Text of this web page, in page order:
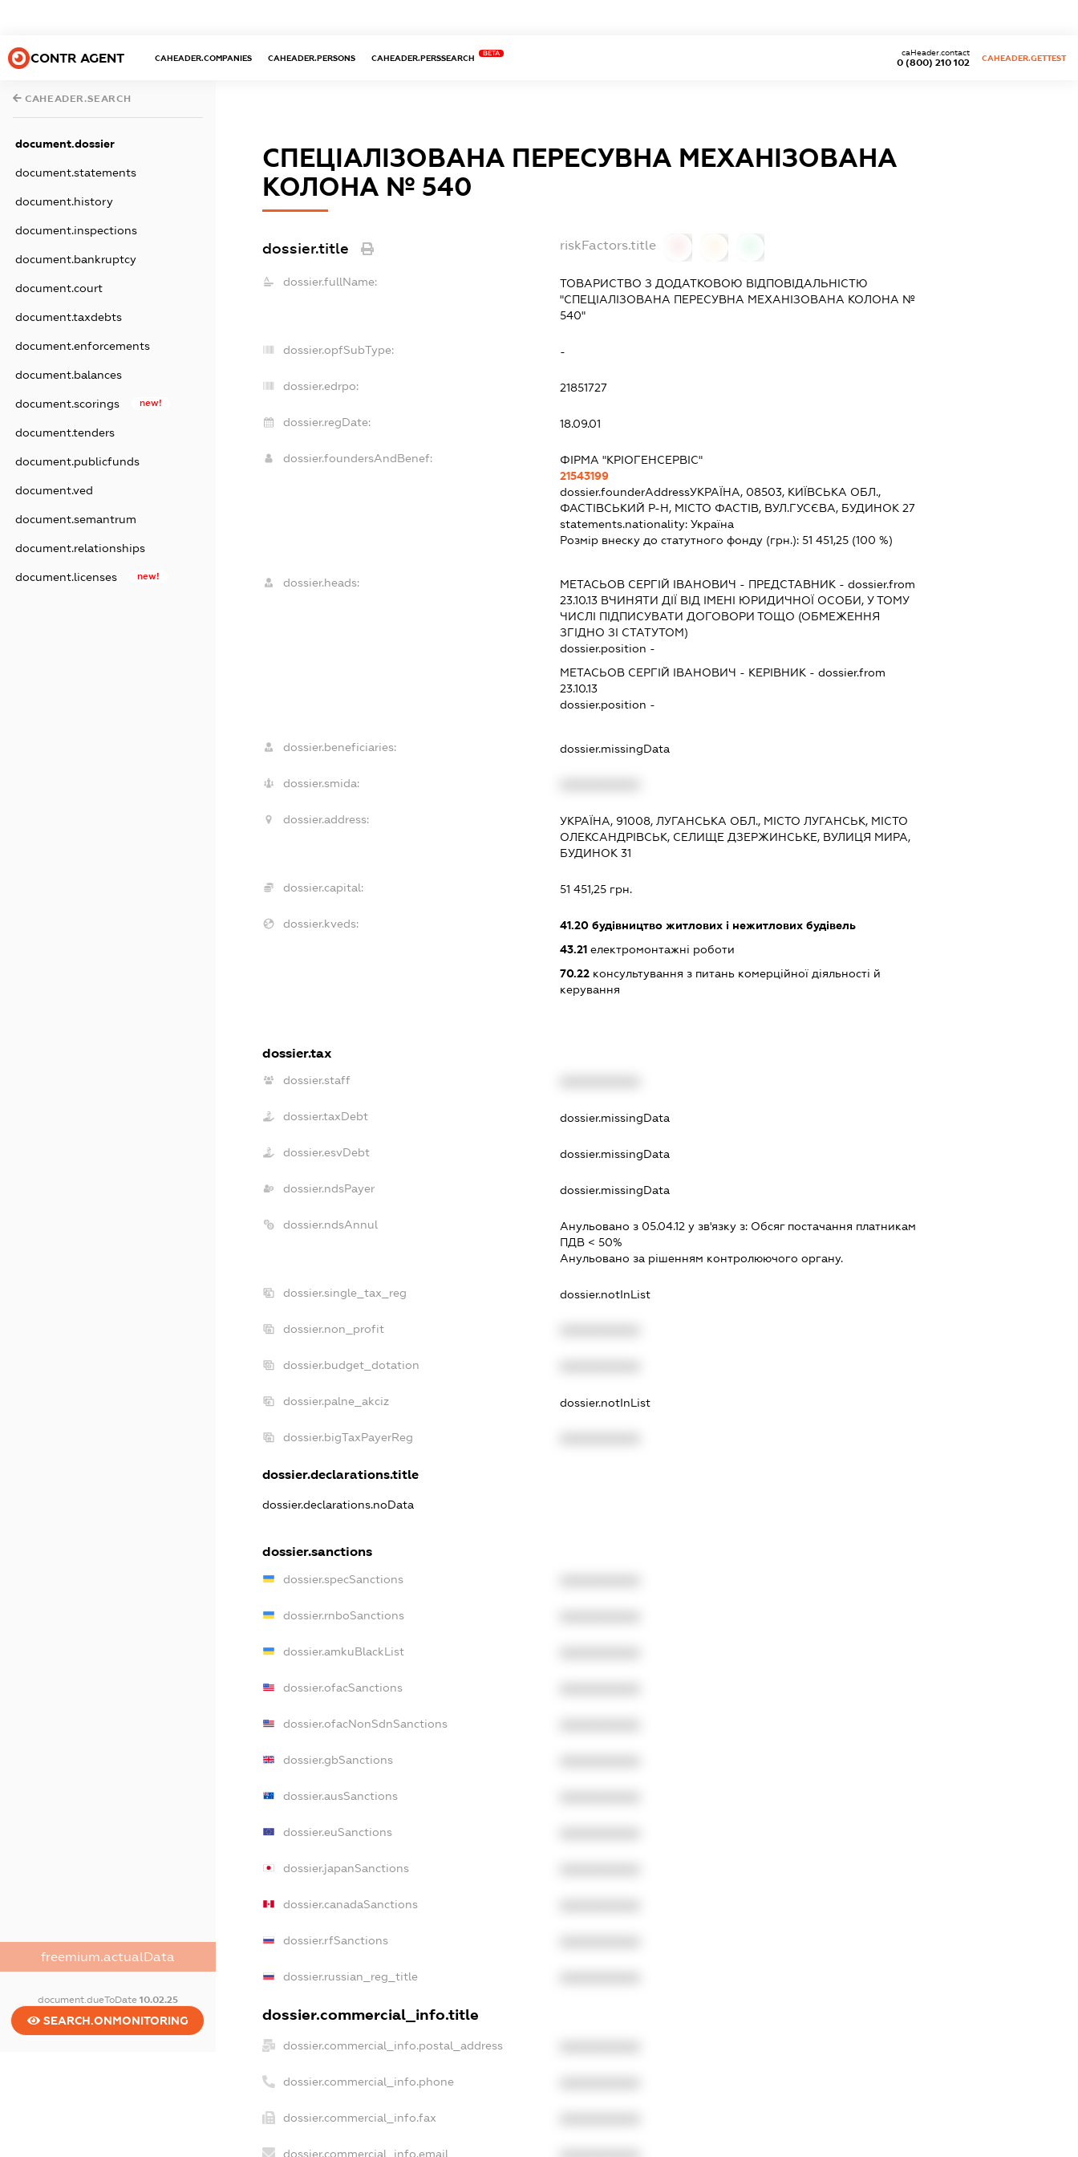
CONTR AGENT CAHEADER.COMPANIES CAHEADER.PERSONS CAHEADER.PERSSEARCH
BETA
0 (800) 210 102
caHeader.contact
CAHEADER.GETTEST
CAHEADER.SEARCH
document.dossier
document.statements
document.history
document.inspections
document.bankruptcy
document.court
document.taxdebts
document.enforcements
document.balances
document.scorings new!
document.tenders
document.publicfunds
document.ved
document.semantrum
document.relationships
document.licenses new!
freemium.actualData
document.dueToDate 10.02.25
SEARCH.ONMONITORING
СПЕЦІАЛІЗОВАНА ПЕРЕСУВНА МЕХАНІЗОВАНА
КОЛОНА № 540
dossier.title riskFactors.title
dossier.fullName:
ТОВАРИСТВО З ДОДАТКОВОЮ ВІДПОВІДАЛЬНІСТЮ
"СПЕЦІАЛІЗОВАНА ПЕРЕСУВНА МЕХАНІЗОВАНА КОЛОНА №
540"
dossier.opfSubType: -
dossier.edrpo: 21851727
dossier.regDate: 18.09.01
dossier.foundersAndBenef:
ФІРМА "КРІОГЕНСЕРВІС"
21543199
dossier.founderAddressУКРАЇНА, 08503, КИЇВСЬКА ОБЛ.,
ФАСТІВСЬКИЙ Р-Н, МІСТО ФАСТІВ, ВУЛ.ГУСЄВА, БУДИНОК 27
statements.nationality: Україна
Розмір внеску до статутного фонду (грн.): 51 451,25(100 %)
dossier.heads: МЕТАСЬОВ СЕРГІЙ ІВАНОВИЧ - ПРЕДСТАВНИК - dossier.from
23.10.13ВЧИНЯТИ ДІЇ ВІД ІМЕНІ ЮРИДИЧНОЇ ОСОБИ, У ТОМУ
ЧИСЛІ ПІДПИСУВАТИ ДОГОВОРИ ТОЩО (ОБМЕЖЕННЯ
ЗГІДНО ЗІ СТАТУТОМ)
dossier.position -
МЕТАСЬОВ СЕРГІЙ ІВАНОВИЧ - КЕРІВНИК - dossier.from
23.10.13
dossier.position -
dossier.beneficiaries: dossier.missingData
dossier.smida:
dossier.address:
УКРАЇНА, 91008, ЛУГАНСЬКА ОБЛ., МІСТО ЛУГАНСЬК, МІСТО
ОЛЕКСАНДРІВСЬК, СЕЛИЩЕ ДЗЕРЖИНСЬКЕ, ВУЛИЦЯ МИРА,
БУДИНОК 31
dossier.capital: 51 451,25 грн.
dossier.kveds: 41.20будівництво житлових і нежитлових будівель
43.21електромонтажні роботи
70.22консультування з питань комерційної діяльності й
керування
dossier.tax
dossier.staff
dossier.taxDebt dossier.missingData
dossier.esvDebt dossier.missingData
dossier.ndsPayer dossier.missingData
dossier.ndsAnnul Анульовано з 05.04.12 у зв'язку з: Обсяг постачання платникам
ПДВ < 50%
Анульовано за рiшенням контролюючого органу.
dossier.single_tax_reg dossier.notInList
dossier.non_profit
dossier.budget_dotation
dossier.palne_akciz dossier.notInList
dossier.bigTaxPayerReg
dossier.declarations.title
dossier.declarations.noData
dossier.sanctions
dossier.specSanctions
dossier.rnboSanctions
dossier.amkuBlackList
dossier.ofacSanctions
dossier.ofacNonSdnSanctions
dossier.gbSanctions
dossier.ausSanctions
dossier.euSanctions
dossier.japanSanctions
dossier.canadaSanctions
dossier.rfSanctions
dossier.russian_reg_title
dossier.commercial_info.title
dossier.commercial_info.postal_address
dossier.commercial_info.phone
dossier.commercial_info.fax
dossier.commercial_info.email